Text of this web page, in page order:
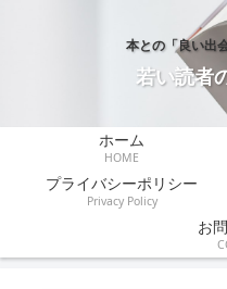
本との「良い出
若い読者
ホーム
HOME
プライバシーポリシー
Privacy Policy
お